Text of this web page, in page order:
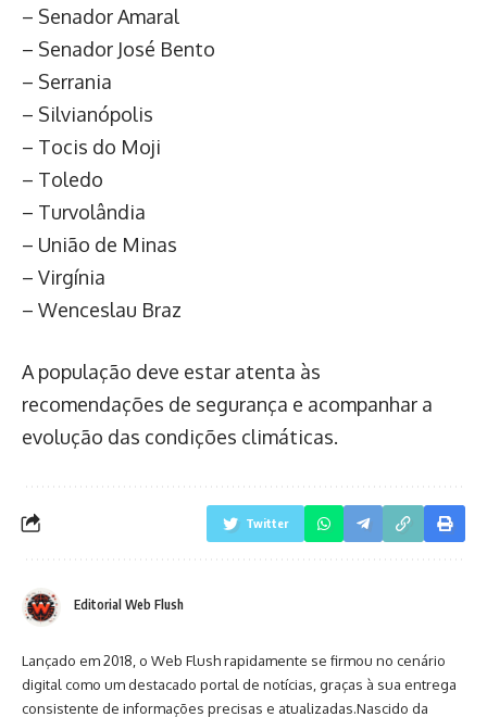
– Senador Amaral
– Senador José Bento
– Serrania
– Silvianópolis
– Tocis do Moji
– Toledo
– Turvolândia
– União de Minas
– Virgínia
– Wenceslau Braz
A população deve estar atenta às
recomendações de segurança e acompanhar a
evolução das condições climáticas.
Twitter
Editorial Web Flush
Lançado em 2018, o Web Flush rapidamente se firmou no cenário
digital como um destacado portal de notícias, graças à sua entrega
consistente de informações precisas e atualizadas.Nascido da